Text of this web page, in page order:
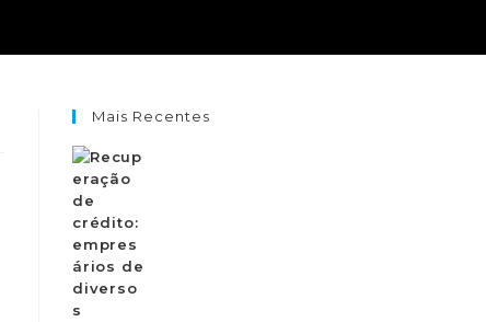
Mais Recentes